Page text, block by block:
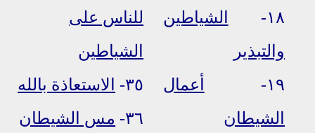
١٨-
الشياطين
والتبذير
١٩-
أعمال
الشيطان
للناس على
الشياطين
٣٥-
الاستعاذة بالله
٣٦-
مس الشيطان